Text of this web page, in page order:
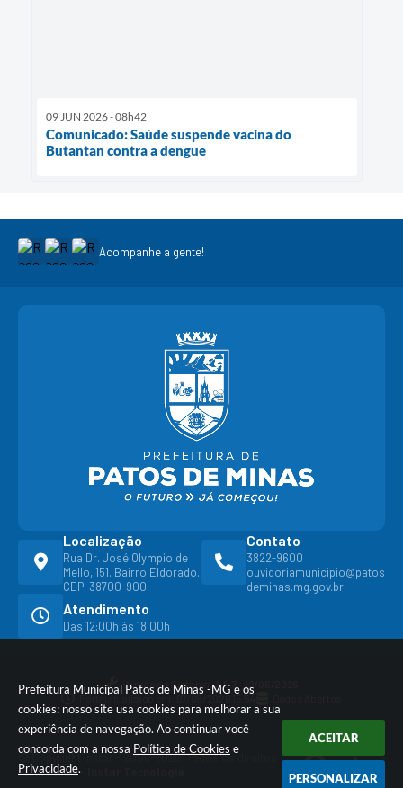
Prefeitura Municipal Patos de Minas -MG e os
cookies: nosso site usa cookies para melhorar a sua
experiência de navegação. Ao continuar você
concorda com a nossa Política de Cookies e
Privacidade.
ACEITAR
PERSONALIZAR
09 JUN 2026 - 08h42
Comunicado: Saúde suspende vacina do
Butantan contra a dengue
Acompanhe a gente!
Localização
Rua Dr. José Olympio de
Mello, 151. Bairro Eldorado.
CEP: 38700-900
Contato
3822-9600
ouvidoriamunicipio@patos
deminas.mg.gov.br
Atendimento
Das 12:00h às 18:00h
Versão do Sistema:3.5.3 - 19/06/2026
Portal atualizado em:
© Copyright Instar - 2006-2026. Todos os direitos
reservados -